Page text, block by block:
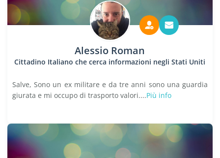
Alessio Roman
Cittadino Italiano che cerca informazioni negli Stati Uniti
Salve, Sono un ex militare e da tre anni sono una guardia
giurata e mi occupo di trasporto valori....Più info